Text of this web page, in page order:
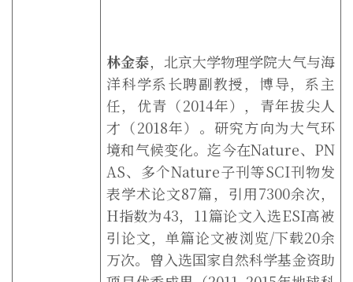
林金泰，北京大学物理学院大气与海
洋科学系长聘副教授，博导，系主
任，优青（2014年），青年拔尖人
才（2018年）。研究方向为大气环
境和气候变化。迄今在Nature、 PN
AS、多个Nature子刊等SCI刊物发
表学术论文87篇，引用7300余次，
H指数为43， 11篇论文入选ESI高被
引论文，单篇论文被浏览/下载20余
万次。曾入选国家自然科学基金资助